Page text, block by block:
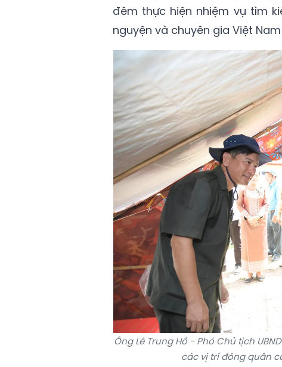
đêm thực hiện nhiệm vụ tìm
nguyện và chuyên gia Việt
Ông Lê Trung Hồ - Phó Chủ tịch
các vị trí đóng quân